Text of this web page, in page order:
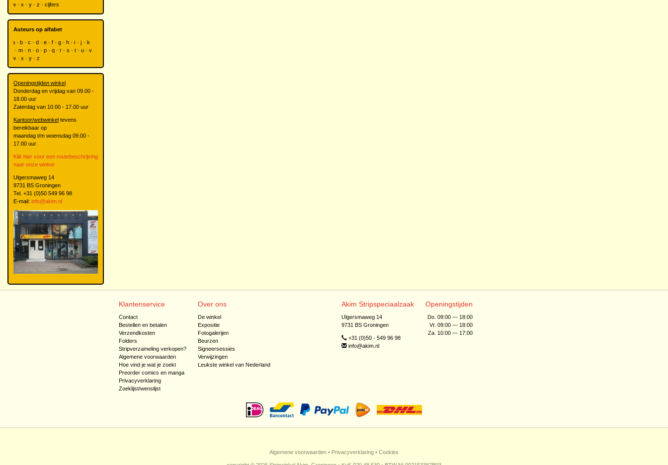
w
x y z cijfers
Auteurs op alfabet
a b c d e f g h i j
k
m n o p q r s t u
v
w
x y z
Openingstijden winkel
Donderdag en vrijdag van 09.00 -
18.00 uur
Zaterdag van 10.00 - 17.00 uur
Kantoor/webwinkel tevens
bereikbaar op
maandag t/m woensdag 09.00 -
17.00 uur
Klik hier voor een routebeschrijving
naar onze winkel
Ulgersmaweg 14
9731 BS Groningen
Tel. +31 (0)50 549 96 98
E-mail: info@akim.nl
Klantenservice
Contact
Bestellen en betalen
Verzendkosten
Folders
Stripverzameling verkopen?
Algemene voorwaarden
Hoe vind je wat je zoekt
Preorder comics en manga
Privacyverklaring
Zoeklijst/wenslijst
Over ons
De winkel
Expositie
Fotogalerijen
Beurzen
Signeersessies
Verwijzingen
Leukste winkel van Nederland
Akim Stripspeciaalzaak
Ulgersmaweg 14
9731 BS Groningen
+31 (0)50 - 549 96 98
info@akim.nl
Openingstijden
Do. 09:00 — 18:00
Vr. 09:00 — 18:00
Za. 10:00 — 17:00
Algemene voorwaarden • Privacyverklaring • Cookies